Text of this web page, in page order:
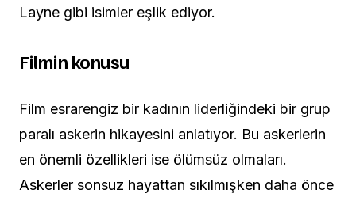
Layne gibi isimler eşlik ediyor.
Filmin konusu
Film esrarengiz bir kadının liderliğindeki bir grup
paralı askerin hikayesini anlatıyor. Bu askerlerin
en önemli özellikleri ise ölümsüz olmaları.
Askerler sonsuz hayattan sıkılmışken daha önce